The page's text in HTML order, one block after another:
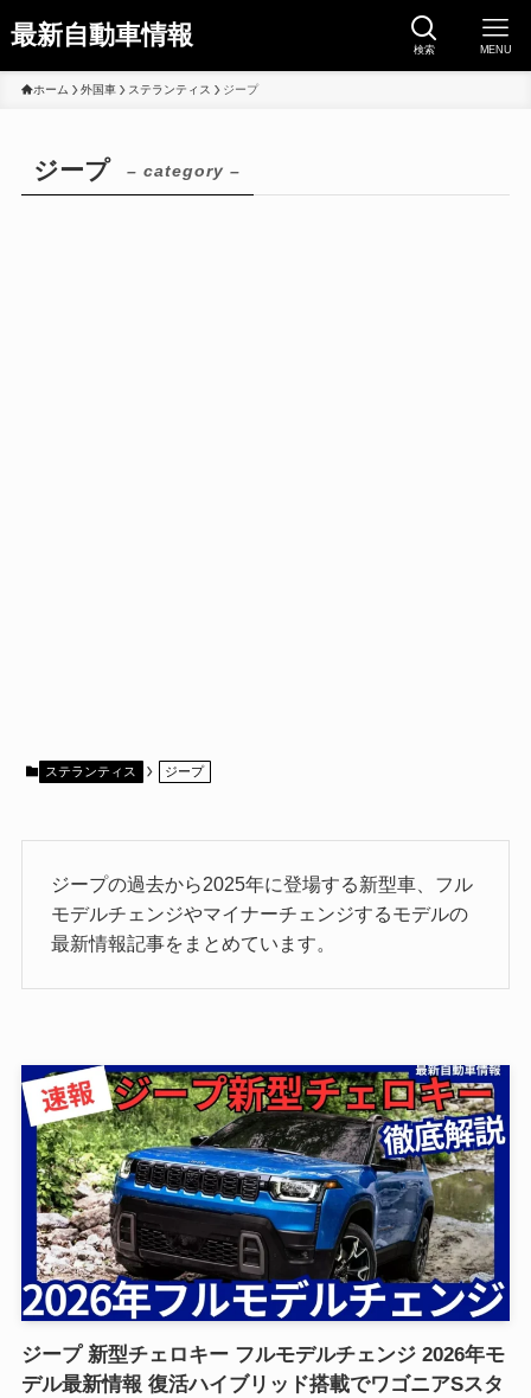
最新自動車情報 検索 MENU
ホーム 外国車 ステランティス ジープ
ジープ – category –
ステランティス ジープ
ジープの過去から2025年に登場する新型車、フル
モデルチェンジやマイナーチェンジするモデルの
最新情報記事をまとめています。
ジープ 新型チェロキー フルモデルチェンジ 2026年モ
デル最新情報 復活ハイブリッド搭載でワゴニアSスタ